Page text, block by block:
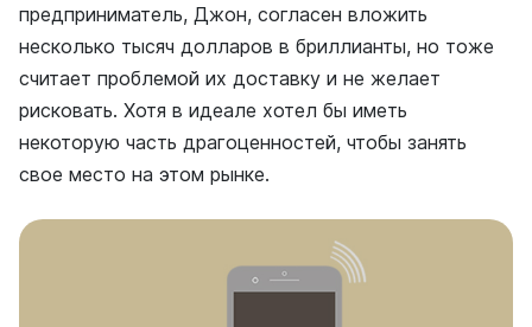
предприниматель, Джон, согласен вложить
несколько тысяч долларов в бриллианты, но тоже
считает проблемой их доставку и не желает
рисковать. Хотя в идеале хотел бы иметь
некоторую часть драгоценностей, чтобы занять
свое место на этом рынке.